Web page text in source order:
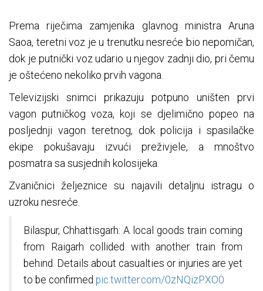
Prema riječima zamjenika glavnog ministra Aruna
Saoa, teretni voz je u trenutku nesreće bio nepomičan,
dok je putnički voz udario u njegov zadnji dio, pri čemu
je oštećeno nekoliko prvih vagona.
Televizijski snimci prikazuju potpuno uništen prvi
vagon putničkog voza, koji se djelimično popeo na
posljednji vagon teretnog, dok policija i spasilačke
ekipe pokušavaju izvući preživjele, a mnoštvo
posmatra sa susjednih kolosijeka.
Zvaničnici željeznice su najavili detaljnu istragu o
uzroku nesreće.
Bilaspur, Chhattisgarh: A local goods train coming
from Raigarh collided with another train from
behind. Details about casualties or injuries are yet
to be confirmed pic.twitter.com/0zNQizPXO0